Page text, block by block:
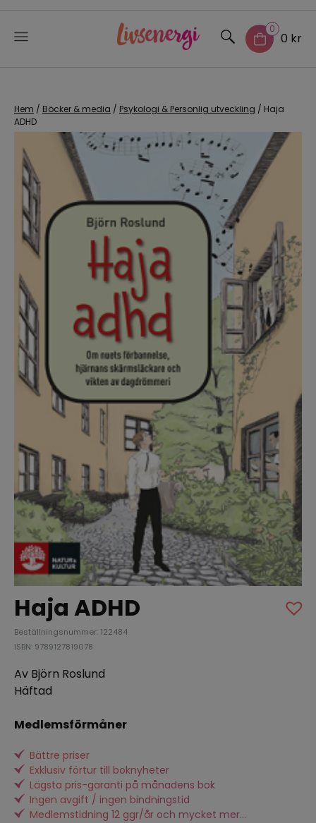
content
0
0 kr
Hem / Böcker & media / Psykologi & Personlig utveckling / Haja
ADHD
Haja ADHD
Beställningsnummer: 122484
ISBN: 9789127819078
Av Björn Roslund
Häftad
Medlemsförmåner
Bättre priser
Exklusiv förtur till boknyheter
Lägsta pris-garanti på månadens bok
Ingen avgift / ingen bindningstid
Medlemstidning 12 ggr/år och mycket mer...